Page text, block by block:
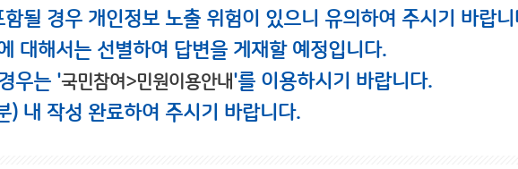
될 경우 개인정보 노출 위험이 있으니 유의하여 주시기 바랍니
대해서는 선별하여 답변을 게재할 예정입니다.
우는 '국민참여>민원이용안내'를 이용하시기 바랍니다.
) 내 작성 완료하여 주시기 바랍니다.